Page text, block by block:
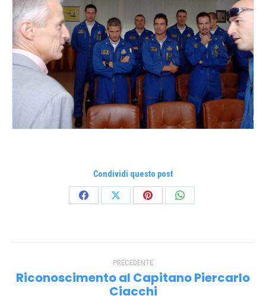
Condividi questo post
CondividiCondividiCondividiCondividi
tra PRECEDENTE
Post
precedente:
Riconoscimento al Capitano Piercarlo
Ciacchi